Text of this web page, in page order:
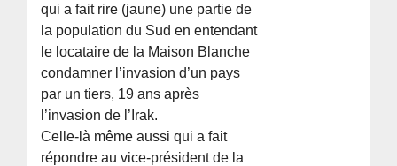
qui a fait rire (jaune) une partie de
la population du Sud en entendant
le locataire de la Maison Blanche
condamner l’invasion d’un pays
par un tiers, 19 ans après
l’invasion de l’Irak.
Celle-là même aussi qui a fait
répondre au vice-président de la